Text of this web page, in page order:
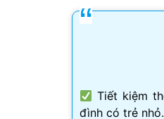
Visa Macau
Tiết kiệm
đình có trẻ nhỏ.